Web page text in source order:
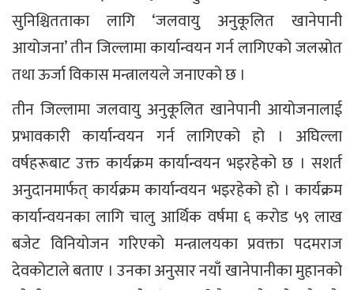
सुनिश्चितताका लागि ‘जलवायु अनुकूलित खानेपानी
आयोजना’ तीन जिल्लामा कार्यान्वयन गर्न लागिएको जलस्रोत
तथा ऊर्जा विकास मन्त्रालयले जनाएको छ ।
तीन जिल्लामा जलवायु अनुकूलित खानेपानी आयोजनालाई
प्रभावकारी कार्यान्वयन गर्न लागिएको हो । अघिल्ला
वर्षहरूबाट उक्त कार्यक्रम कार्यान्वयन भइरहेको छ । सशर्त
अनुदानमार्फत् कार्यक्रम कार्यान्वयन भइरहेको हो । कार्यक्रम
कार्यान्वयनका लागि चालु आर्थिक वर्षमा ६ करोड ५९ लाख
बजेट विनियोजन गरिएको मन्त्रालयका प्रवक्ता पदमराज
देवकोटाले बताए । उनका अनुसार नयाँ खानेपानीका मुहानको